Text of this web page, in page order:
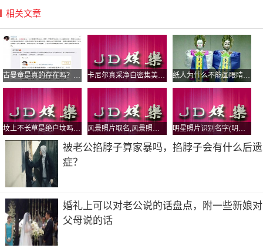
前的步骤，可以化妆水后用，也可以直接不用化妆水而用保
护肤品类分得很细致,比如面霜是一个大类,它包括凝霜、乳
霜等等。那么，凝霜是什么时候用的下面我们就来了解下凝
霜的正确使用方法吧!
凝霜是什么时候用的
凝露的质地是介于化妆水和乳液之间的，有时候能够代替化
妆水使用，所以一般保湿凝露多用于洁面之后，乳液之前的
步骤，可以化妆水后用，也可以直接不用化妆水而用保湿凝
露。
凝霜是面霜的一种，一般用于护肤的最后一步。另外，凝霜
和乳霜不同，乳霜质地比凝霜厚，凝霜是清爽质地，轻盈的
啫喱触感，适合偏油性肌肤或夏季炎热时期用。
保湿凝霜是干嘛的
相关文章
纸人为什么不能画眼睛？为什么不能随便扎纸人？
被老公掐脖子算家暴吗，掐脖子会有什么后遗
症？
婚礼上可以对老公说的话盘点，附一些新娘对
父母说的话